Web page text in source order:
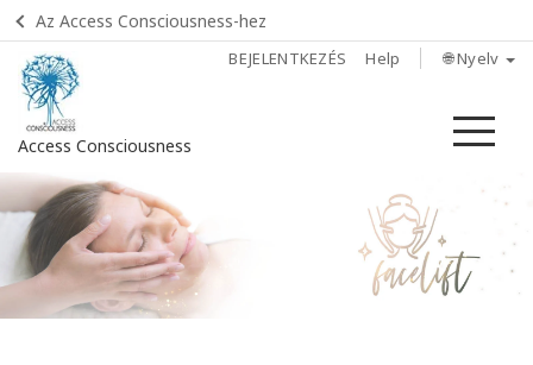
Az Access Consciousness-hez
BEJELENTKEZÉS Help 🌐 Nyelv
Access Consciousness
Bejelentkezés
a
fiókba
Főoldal